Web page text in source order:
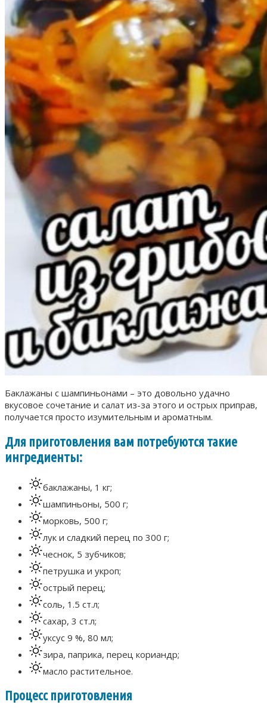
Баклажаны с шампиньонами – это довольно удачно
вкусовое сочетание и салат из-за этого и острых приправ,
получается просто изумительным и ароматным.
Для приготовления вам потребуются такие
ингредиенты:
баклажаны, 1 кг;
шампиньоны, 500 г;
морковь, 500 г;
лук и сладкий перец по 300 г;
чеснок, 5 зубчиков;
петрушка и укроп;
острый перец;
соль, 1.5 ст.л;
сахар, 3 ст.л;
уксус 9 %, 80 мл;
зира, паприка, перец кориандр;
масло растительное.
Процесс приготовления